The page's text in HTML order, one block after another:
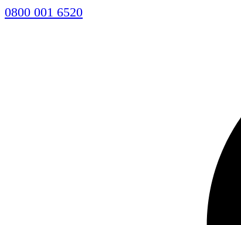
0800 001 6520